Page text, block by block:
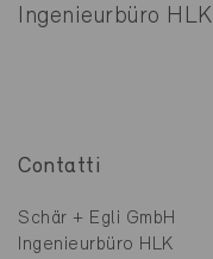
Ingenieurbüro HLK
Contatti
Schär + Egli GmbH
Ingenieurbüro HLK